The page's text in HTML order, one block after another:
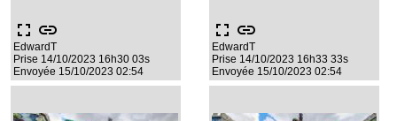
fullscreen link
EdwardT
Prise 14/10/2023 16h30 03s
Envoyée 15/10/2023 02:54
fullscreen link
EdwardT
Prise 14/10/2023 16h33 33s
Envoyée 15/10/2023 02:54